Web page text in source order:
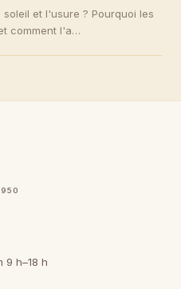
et l'usure ? Pourquoi les
comment l'a…
9 h–18 h